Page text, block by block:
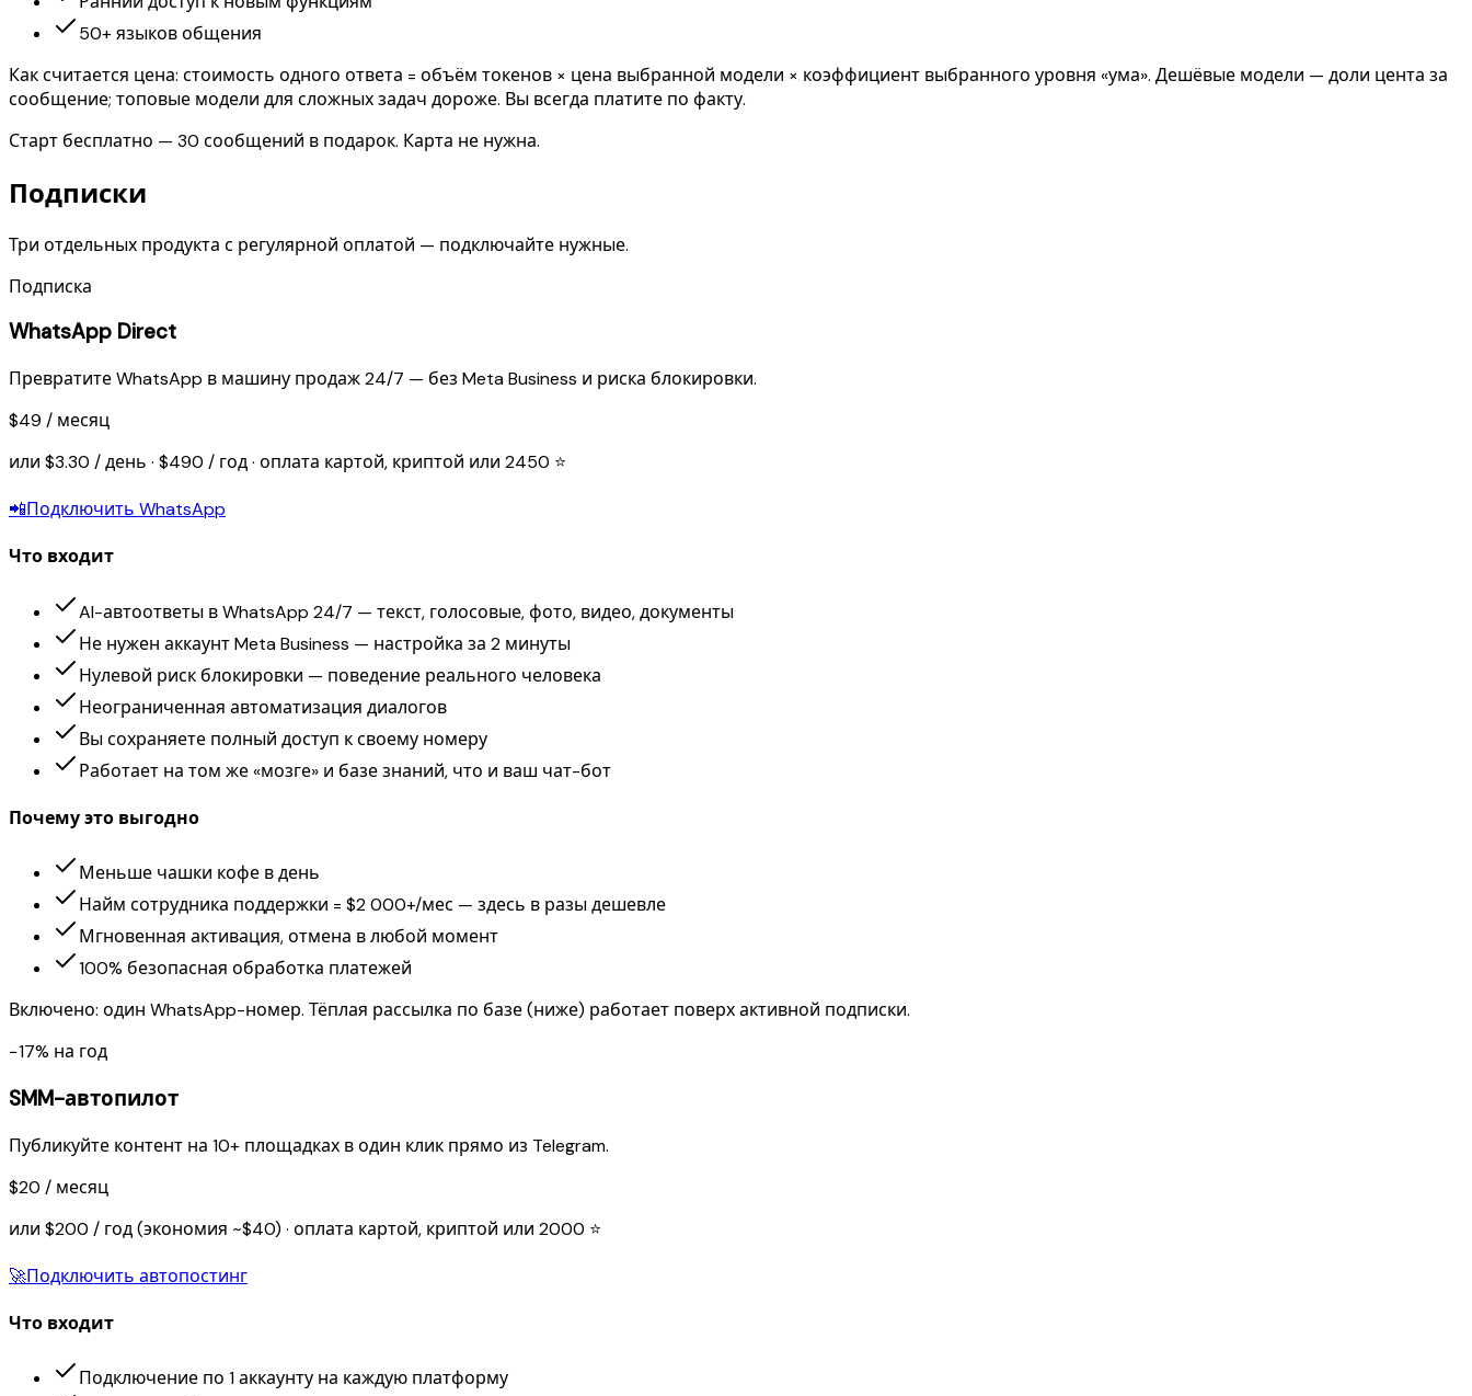
50+ языков общения
Как считается цена: стоимость одного ответа = объём токенов × цена выбранной модели × коэффициент выбранного уровня «ума». Дешёвые модели — доли цента за
сообщение; топовые модели для сложных задач дороже. Вы всегда платите по факту.
Старт бесплатно — 30 сообщений в подарок. Карта не нужна.
Подписки
Три отдельных продукта с регулярной оплатой — подключайте нужные.
Подписка
WhatsApp Direct
Превратите WhatsApp в машину продаж 24/7 — без Meta Business и риска блокировки.
$49 / месяц
или $3.30 / день · $490 / год · оплата картой, криптой или 2450 ⭐
📲Подключить WhatsApp
Что входит
AI-автоответы в WhatsApp 24/7 — текст, голосовые, фото, видео, документы
Не нужен аккаунт Meta Business — настройка за 2 минуты
Нулевой риск блокировки — поведение реального человека
Неограниченная автоматизация диалогов
Вы сохраняете полный доступ к своему номеру
Работает на том же «мозге» и базе знаний, что и ваш чат-бот
Почему это выгодно
Меньше чашки кофе в день
Найм сотрудника поддержки = $2 000+/мес — здесь в разы дешевле
Мгновенная активация, отмена в любой момент
100% безопасная обработка платежей
Включено: один WhatsApp-номер. Тёплая рассылка по базе (ниже) работает поверх активной подписки.
−17% на год
SMM-автопилот
Публикуйте контент на 10+ площадках в один клик прямо из Telegram.
$20 / месяц
или $200 / год (экономия ~$40) · оплата картой, криптой или 2000 ⭐
🚀Подключить автопостинг
Что входит
Подключение по 1 аккаунту на каждую платформу